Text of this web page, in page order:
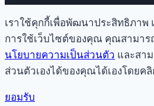
เราใช้คุกกี้เพื่อพัฒนาประสิทธิภา
การใช้เว็บไซต์ของคุณ คุณสามาร
นโยบายความเป็นส่วนตัว และสา
ส่วนตัวเองได้ของคุณได้เองโดยค
ยอมรับ